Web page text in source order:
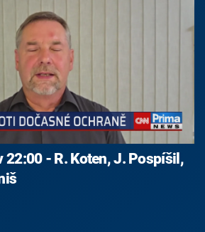
22:00 - R. Koten, J. Pospíšil,